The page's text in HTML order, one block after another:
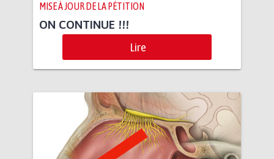
MISE À JOUR DE LA PÉTITION
ON CONTINUE !!!
Lire